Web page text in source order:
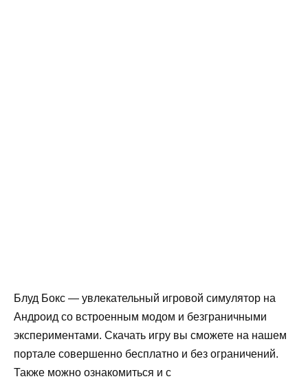
Блуд Бокс — увлекательный игровой симулятор на
Андроид со встроенным модом и безграничными
экспериментами. Скачать игру вы сможете на нашем
портале совершенно бесплатно и без ограничений.
Также можно ознакомиться и с